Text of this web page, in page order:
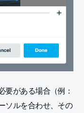
要がある場合（例：
ソルを合わせ、その